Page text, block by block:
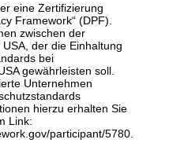
eine Zertifizierung
Framework“ (DPF).
zwischen der
der die Einhaltung
bei
gewährleisten soll.
Unternehmen
hierzu erhalten Sie
Link:
participant/5780